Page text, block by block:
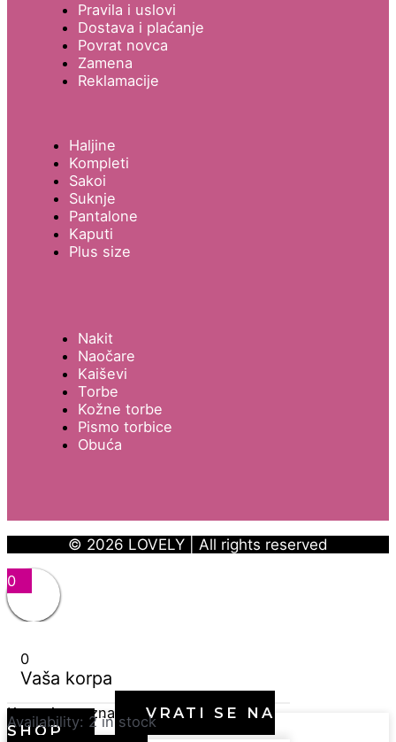
Pravila i uslovi
Dostava i plaćanje
Povrat novca
Zamena
Reklamacije
Haljine
Kompleti
Sakoi
Suknje
Pantalone
Kaputi
Plus size
Nakit
Naočare
Kaiševi
Torbe
Kožne torbe
Pismo torbice
Obuća
© 2026 LOVELY | All rights reserved
0
0
Vaša korpa
Korpa je prazna
VRATI SE NA
SHOP
Availability: 2 in stock